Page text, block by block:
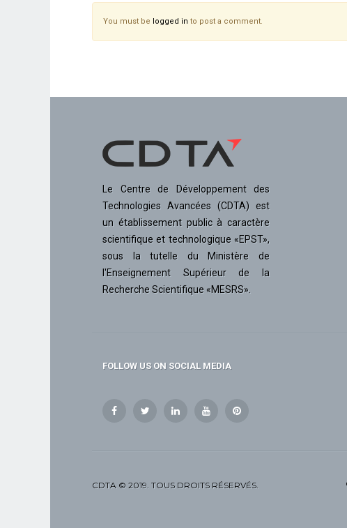
You must be logged in to post a comment.
Le Centre de Développement des
Technologies Avancées (CDTA) est
un établissement public à caractère
scientifique et technologique «EPST»,
sous la tutelle du Ministère de
l'Enseignement Supérieur de la
Recherche Scientifique «MESRS».
FOLLOW US ON SOCIAL MEDIA
CDTA © 2019. TOUS DROITS RÉSERVÉS.